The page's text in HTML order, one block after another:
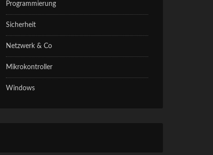
Programmierung
Sicherheit
Netzwerk & Co
Mikrokontroller
Windows